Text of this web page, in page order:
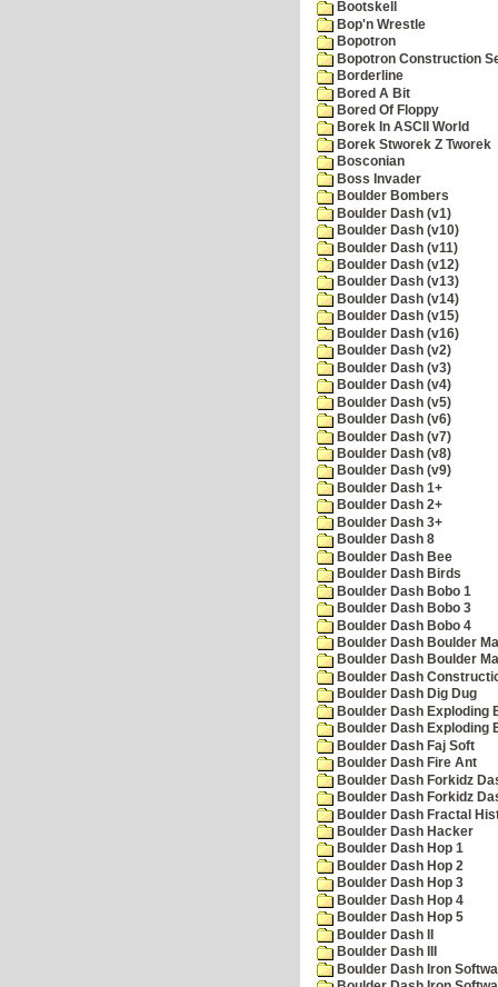
Bootskell
Bop'n Wrestle
Bopotron
Bopotron Construction
Borderline
Bored A Bit
Bored Of Floppy
Borek In ASCII World
Borek Stworek Z Tworek
Bosconian
Boss Invader
Boulder Bombers
Boulder Dash (v1)
Boulder Dash (v10)
Boulder Dash (v11)
Boulder Dash (v12)
Boulder Dash (v13)
Boulder Dash (v14)
Boulder Dash (v15)
Boulder Dash (v16)
Boulder Dash (v2)
Boulder Dash (v3)
Boulder Dash (v4)
Boulder Dash (v5)
Boulder Dash (v6)
Boulder Dash (v7)
Boulder Dash (v8)
Boulder Dash (v9)
Boulder Dash 1+
Boulder Dash 2+
Boulder Dash 3+
Boulder Dash 8
Boulder Dash Bee
Boulder Dash Birds
Boulder Dash Bobo 1
Boulder Dash Bobo 3
Boulder Dash Bobo 4
Boulder Dash Boulder
Boulder Dash Boulder
Boulder Dash
Boulder Dash Dig Dug
Boulder Dash Exploding
Boulder Dash Exploding
Boulder Dash Faj Soft
Boulder Dash Fire Ant
Boulder Dash Forkidz
Boulder Dash Forkidz
Boulder Dash Fractal
Boulder Dash Hacker
Boulder Dash Hop 1
Boulder Dash Hop 2
Boulder Dash Hop 3
Boulder Dash Hop 4
Boulder Dash Hop 5
Boulder Dash II
Boulder Dash III
Boulder Dash Iron